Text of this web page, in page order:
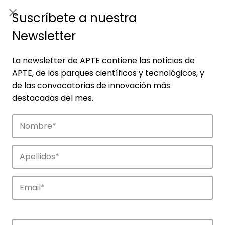
Empresas
Descubre las empresas que impulsan la
innovación en los parques de APTE.
Suscríbete a nuestra
Newsletter
La newsletter de APTE contiene las noticias de
APTE, de los parques científicos y tecnológicos, y
de las convocatorias de innovación más
destacadas del mes.